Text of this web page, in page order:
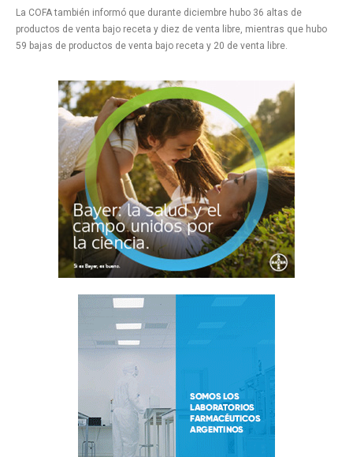
La COFA también informó que durante diciembre hubo 36 altas de
productos de venta bajo receta y diez de venta libre, mientras que hubo
59 bajas de productos de venta bajo receta y 20 de venta libre.